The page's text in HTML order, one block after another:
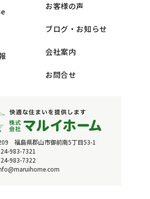
福島県郡山市御前南5丁目53-1
983-7321
983-7322
お客様の声
ブログ・お知らせ
会社案内
お問合せ